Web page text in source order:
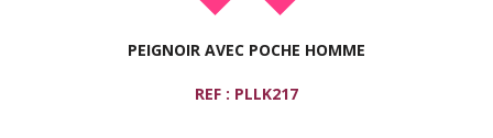
PEIGNOIR AVEC POCHE HOMME
REF : PLLK217